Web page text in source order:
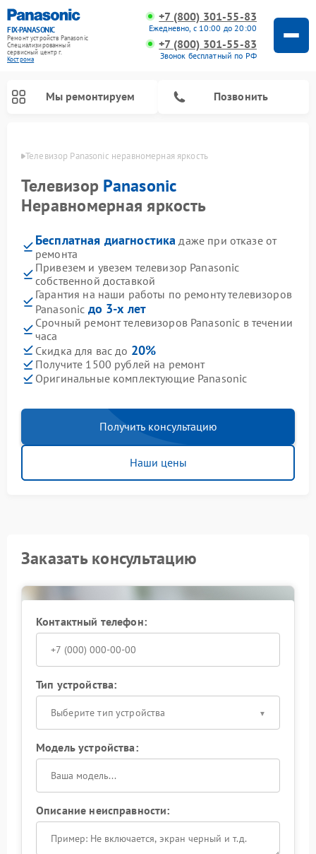
FIX-PANASONIC
Ремонт устройств Panasonic
Специализированный
cервисный центр г.
Кострома
+7 (800) 301-55-83
Ежедневно, с 10:00 до 20:00
+7 (800) 301-55-83
Звонок бесплатный по РФ
Мы ремонтируем Позвонить
Телевизор Panasonic неравномерная яркость
Телевизор Panasonic
Неравномерная яркость
Бесплатная диагностика даже при отказе от
ремонта
Привезем и увезем телевизор Panasonic
собственной доставкой
Гарантия на наши работы по ремонту телевизоров
Panasonic до 3-х лет
Срочный ремонт телевизоров Panasonic в течении
часа
Скидка для вас до 20%
Получите 1500 рублей на ремонт
Оригинальные комплектующие Panasonic
Получить консультацию
Наши цены
Заказать консультацию
Контактный телефон:
Тип устройства:
Выберите тип устройства
Модель устройства:
Описание неисправности: